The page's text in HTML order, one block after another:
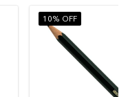
10% OFF